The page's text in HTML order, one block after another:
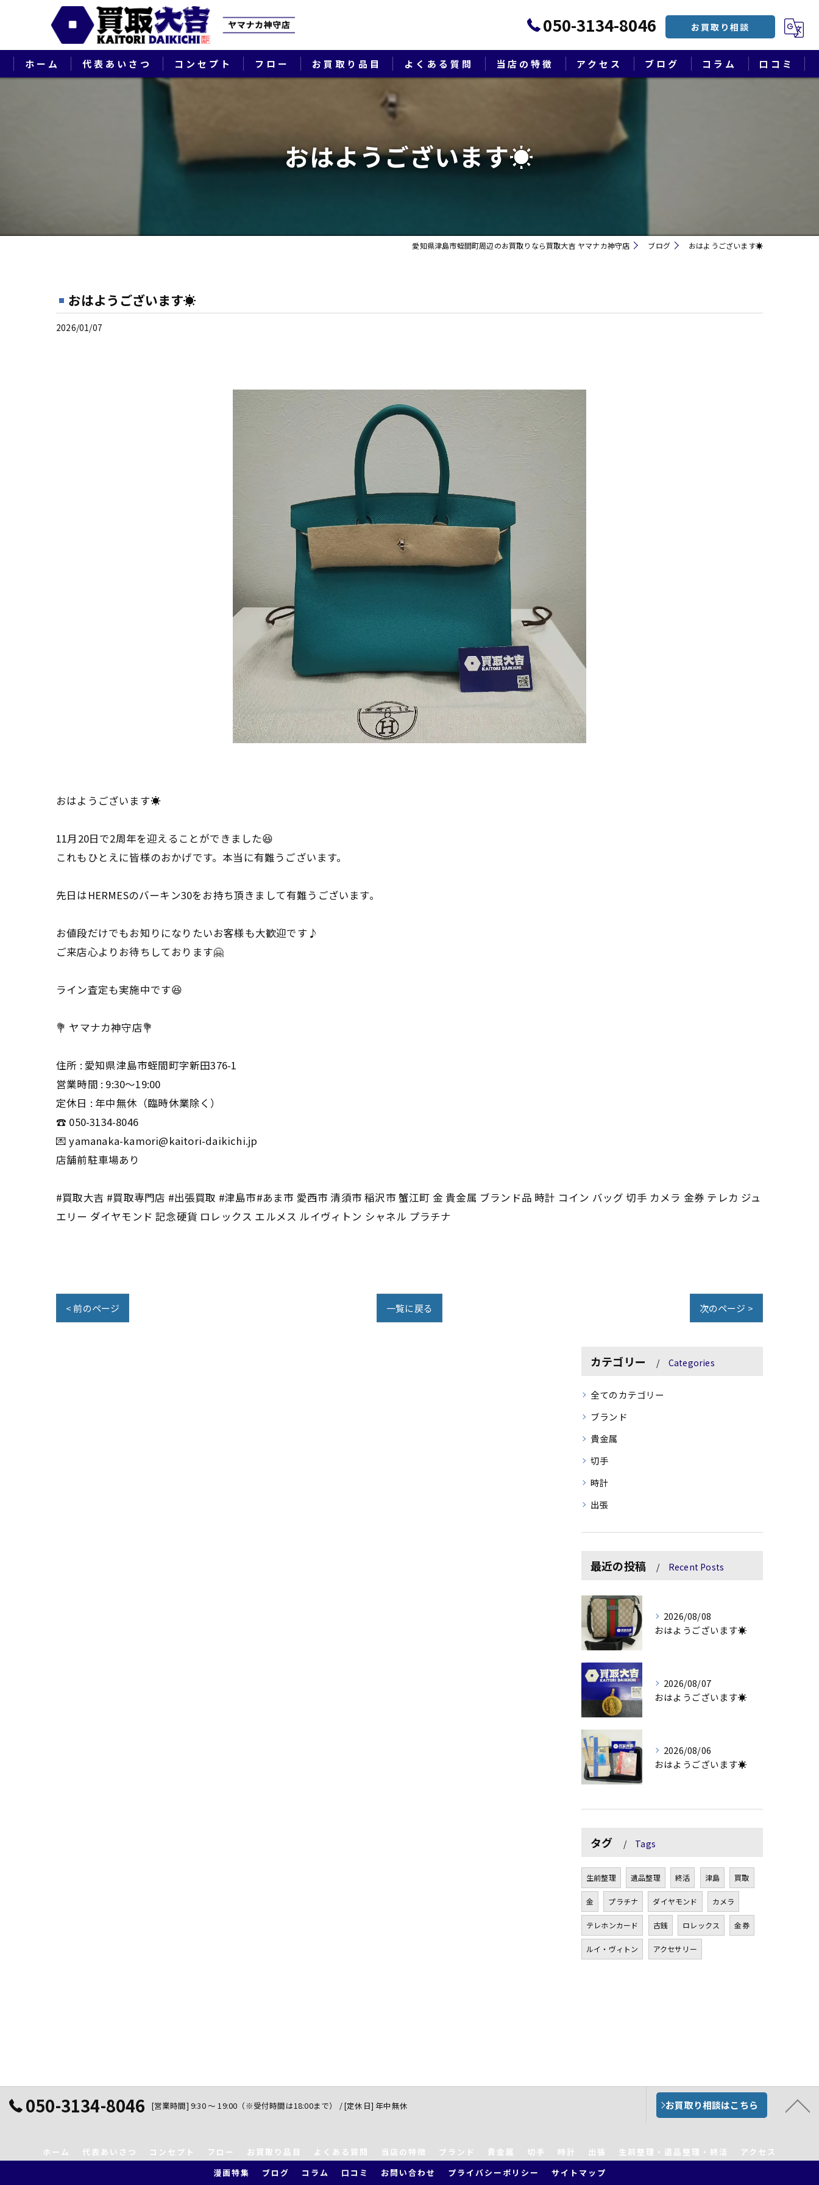
050-3134-8046 お買取り相談
ホーム 代表あいさつ コンセプト フロー お買取り品目 よくある質問 当店の特徴
切手
生前整理・遺品整理・終活
アクセス ブログ コラム 口コミ
おはようございます☀
愛知県津島市蛭間町周辺のお買取りなら買取大吉 ヤマナカ神守店 ブログ おはようございます☀
おはようございます☀
2026/01/07
おはようございます☀
11月20日で2周年を迎えることができました😆
これもひとえに皆様のおかげです。本当に有難うございます。
先日はHERMESのバーキン30をお持ち頂きまして有難うございます。
お値段だけでもお知りになりたいお客様も大歓迎です♪
ご来店心よりお待ちしております🤗
ライン査定も実施中です😆
💐 ヤマナカ神守店💐
住所 : 愛知県津島市蛭間町字新田376-1
営業時間 : 9:30〜19:00
定休日 : 年中無休（臨時休業除く）
☎️ 050-3134-8046
💌 yamanaka-kamori@kaitori-daikichi.jp
店舗前駐車場あり
#買取大吉 #買取専門店 #出張買取 #津島市#あま市 愛西市 清須市 稲沢市 蟹江町 金 貴金属 ブランド品 時計 コイン バッグ 切手 カメラ 金券 テレカ ジュ
エリー ダイヤモンド 記念硬貨 ロレックス エルメス ルイヴィトン シャネル プラチナ
< 前のページ 一覧に戻る 次のページ >
カテゴリー Categories
全てのカテゴリー
ブランド
貴金属
切手
時計
出張
最近の投稿 Recent Posts
2026/08/08
おはようございます☀
2026/08/07
おはようございます☀
2026/08/06
おはようございます☀
タグ Tags
生前整理 遺品整理 終活 津島 買取
金 プラチナ ダイヤモンド カメラ
テレホンカード 古銭 ロレックス 金券
ルイ・ヴィトン アクセサリー
050-3134-8046 [営業時間] 9:30 ～ 19:00（※受付時間は18:00まで） / [定休日] 年中無休 お買取り相談はこちら
ホーム 代表あいさつ コンセプト フロー お買取り品目 よくある質問 当店の特徴 ブランド 貴金属 切手 時計 出張 生前整理・遺品整理・終活
アクセス
漫画特集
ブログ コラム 口コミ お問い合わせ プライバシーポリシー サイトマップ